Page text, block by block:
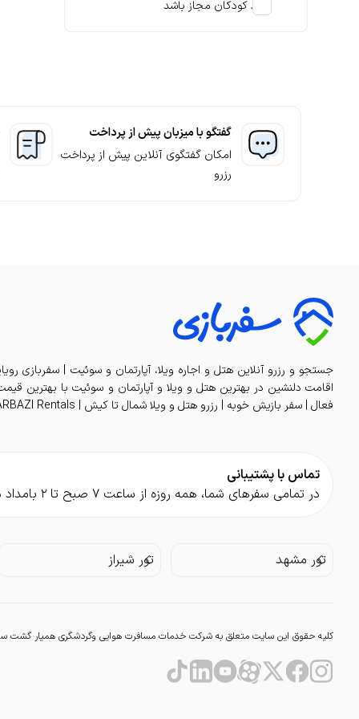
استخر سرپوشیده
رفاهی
نهار
دوربین مدار بسته
درب ضد سرقت
نگهبان
مشاهده بیشتر
ترانسفر
ورود کودکان مجاز باشد
گفتگو با میزبان پیش از پرداخت
امکان گفتگوی آنلاین پیش از پرداخت
رزرو
جستجو و رزرو آنلاین هتل و اجاره ویلا، آپارتمان و سوئیت | سفربازی
فعال | سفر بازیش خوبه | رزرو هتل و ویلا شمال تا کیش | SAFARBAZI Rentals
تماس با پشتیبانی
در تمامی سفر‌های شما، همه روزه از ساعت ۷ صبح تا ۲ بامداد در کنار شما هستیم.
تور مشهد تور شیراز
کلیه حقوق این سایت متعلق به شرکت خدمات مسافرت هوایی وگردشگری همیار گشت